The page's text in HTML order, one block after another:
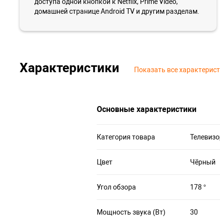
доступа одной кнопкой к Netflix, Prime Video,
домашней странице Android TV и другим разделам.
Характеристики Показать все
Основные характеристики
Категория товара
Цвет Чёрный
Угол обзора 178 °
Мощность звука (Вт) 30